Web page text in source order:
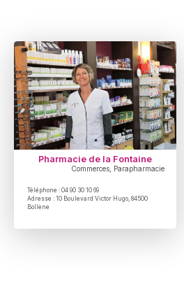
Pharmacie de la Fontaine
Commerces Parapharmacie
Téléphone : 04 90 30 10 69
Adresse : 10 Boulevard Victor Hugo, 84500
Bollène